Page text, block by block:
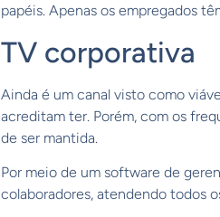
papéis. Apenas os empregados
TV corporativa
Ainda é um canal visto como
acreditam ter. Porém, com os
de ser mantida.
Por meio de um software de
colaboradores, atendendo todos